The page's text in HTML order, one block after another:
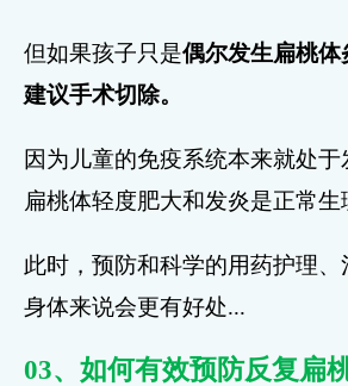
但如果孩子只是偶尔发生扁桃
建议手术切除。
因为儿童的免疫系统本来就处
扁桃体轻度肥大和发炎是正常生
此时，预防和科学的用药护理
身体来说会更有好处...
03、如何有效预防反复扁